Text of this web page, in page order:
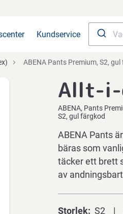
Kundservice
ABENA Pants Premium, S2, gul
Allt-i-
ABENA Pants
S2, gul färgkod
ABENA Pants
bäras som
täcker ett brett
av
Storlek S2